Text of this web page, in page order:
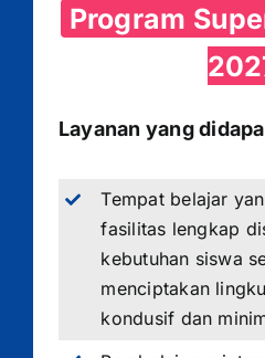
Program
Layanan yang
Tempat belajar
fasilitas lengkap
kebutuhan siswa
menciptakan
kondusif dan